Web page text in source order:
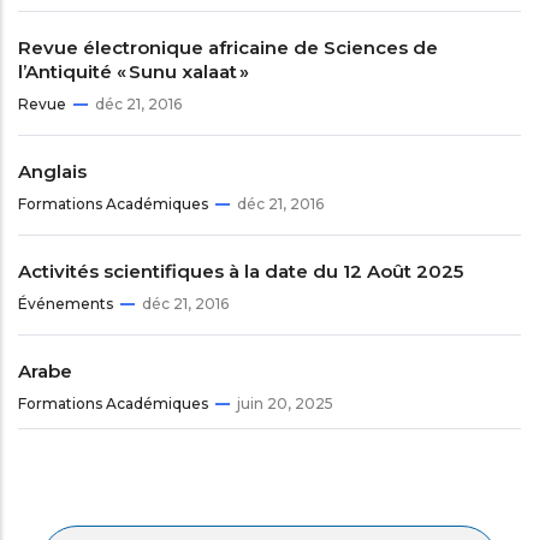
Revue électronique africaine de Sciences de
l’Antiquité « Sunu xalaat »
Revue déc 21, 2016
Anglais
Formations Académiques déc 21, 2016
Activités scientifiques à la date du 12 Août 2025
Événements déc 21, 2016
Arabe
Formations Académiques juin 20, 2025